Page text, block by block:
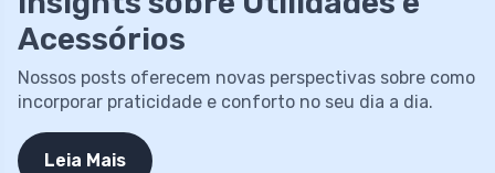
Acessórios
Nossos posts oferecem novas perspectivas sobre como
incorporar praticidade e conforto no seu dia a dia.
Leia Mais